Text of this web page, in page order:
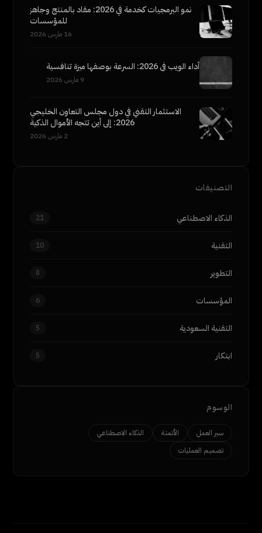
نمو البرمجيات كخدمة في 2026: مقاد بالمنتج وجاهز
للمؤسسات
16 مارس 2026
أداء الويب في 2026: السرعة بوصفها ميزة تنافسية
9 مارس 2026
الاستثمار التقني في دول مجلس التعاون الخليجي
2026: إلى أين تتجه الأموال الذكية
2 مارس 2026
التصنيفات
الذكاء الاصطناعي 21
التقنية 10
التطوير 8
المؤسسات 6
التقنية السعودية 5
ابتكار 5
الوسوم
سير العمل الأتمتة
الذكاء الاصطناعي
تصميم العمليات